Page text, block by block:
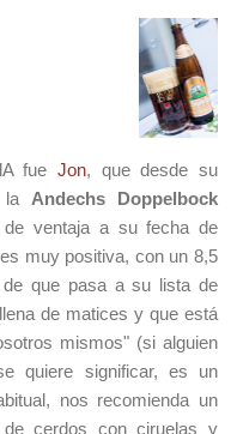
fue Jon, que desde su
la Andechs Doppelbock
ventaja a su fecha de
muy positiva, con un 8,5
de que pasa a su lista de
de matices y que está
mismos" (si alguien
quiere significar, es un
nos recomienda un
de cerdos con ciruelas y